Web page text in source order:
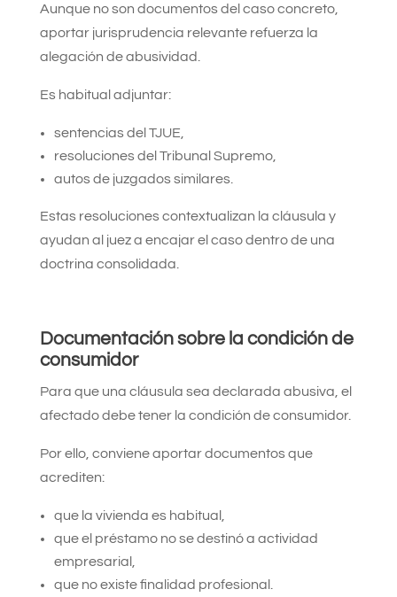
Aunque no son documentos del caso concreto,
aportar jurisprudencia relevante refuerza la
alegación de abusividad.
Es habitual adjuntar:
sentencias del TJUE,
resoluciones del Tribunal Supremo,
autos de juzgados similares.
Estas resoluciones contextualizan la cláusula y
ayudan al juez a encajar el caso dentro de una
doctrina consolidada.
Documentación sobre la condición de
consumidor
Para que una cláusula sea declarada abusiva, el
afectado debe tener la condición de consumidor.
Por ello, conviene aportar documentos que
acrediten:
que la vivienda es habitual,
que el préstamo no se destinó a actividad
empresarial,
que no existe finalidad profesional.